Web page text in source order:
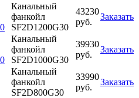
Канальный
фанкойл
SF2D1200G30
43230
руб.
Заказать
Канальный
фанкойл
SF2D1000G30
39930
руб.
Заказать
Канальный
фанкойл
SF2D800G30
33990
руб.
Заказать